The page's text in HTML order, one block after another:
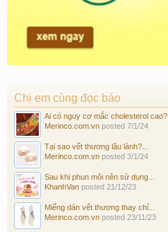
Chị em cùng đọc báo
Ai có nguy cơ mắc cholesterol cao?
Merinco.com.vn posted 7/1/24
Tại sao vết thương lâu lành?...
Merinco.com.vn posted 3/1/24
Sau khi phun môi nên sử dụng...
KhanhVan posted 21/12/23
Miếng dán vết thương thay chỉ...
Merinco.com.vn posted 23/11/23